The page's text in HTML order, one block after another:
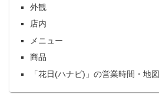
外観
店内
メニュー
商品
「花日(ハナビ)」の営業時間・地図